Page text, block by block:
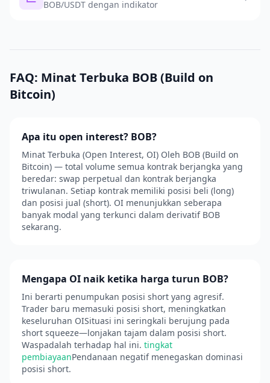
BOB/USDT dengan indikator
FAQ: Minat Terbuka BOB (Build on
Bitcoin)
Apa itu open interest? BOB?
Minat Terbuka (Open Interest, OI) Oleh BOB (Build on
Bitcoin) — total volume semua kontrak berjangka yang
beredar: swap perpetual dan kontrak berjangka
triwulanan. Setiap kontrak memiliki posisi beli (long)
dan posisi jual (short). OI menunjukkan seberapa
banyak modal yang terkunci dalam derivatif BOB
sekarang.
Mengapa OI naik ketika harga turun BOB?
Ini berarti penumpukan posisi short yang agresif.
Trader baru memasuki posisi short, meningkatkan
keseluruhan OISituasi ini seringkali berujung pada
short squeeze—lonjakan tajam dalam posisi short.
Waspadalah terhadap hal ini. tingkat
pembiayaanPendanaan negatif menegaskan dominasi
posisi short.